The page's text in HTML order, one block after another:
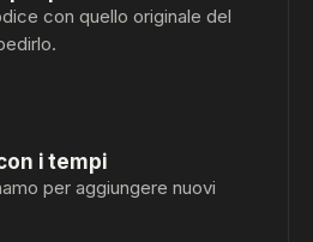
con quello originale del
i tempi
per aggiungere nuovi